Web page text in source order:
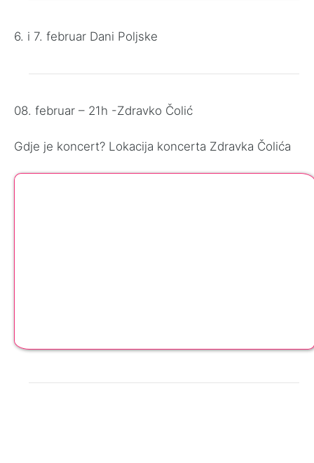
6. i 7. februar Dani Poljske
08. februar – 21h -Zdravko Čolić
Gdje je koncert? Lokacija koncerta Zdravka Čolića